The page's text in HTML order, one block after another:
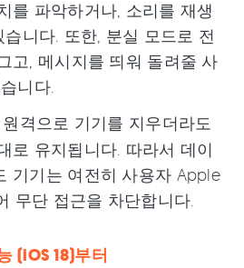
를 파악하거나, 소리를 재생
니다. 또한, 분실 모드로 전
고, 메시지를 띄워 돌려줄 사
니다.
원격으로 기기를 지우더라도
로 유지됩니다. 따라서 데이
기기는 여전히 사용자 Apple
무단 접근을 차단합니다.
(iOS 18)부터